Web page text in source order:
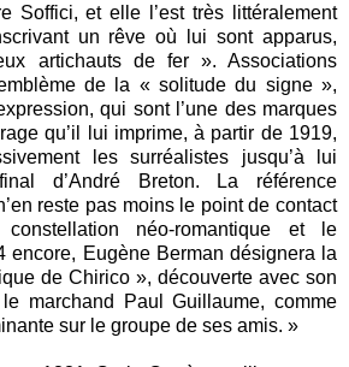
Soffici, et elle l’est très littéralement
un rêve où lui sont apparus,
artichauts de fer ». Associations
de la « solitude du signe »,
qui sont l’une des marques
qu’il lui imprime, à partir de 1919,
les surréalistes jusqu’à lui
d’André Breton. La référence
reste pas moins le point de contact
néo-romantique et le
encore, Eugène Berman désignera la
de Chirico », découverte avec son
marchand Paul Guillaume, comme
sur le groupe de ses amis. »